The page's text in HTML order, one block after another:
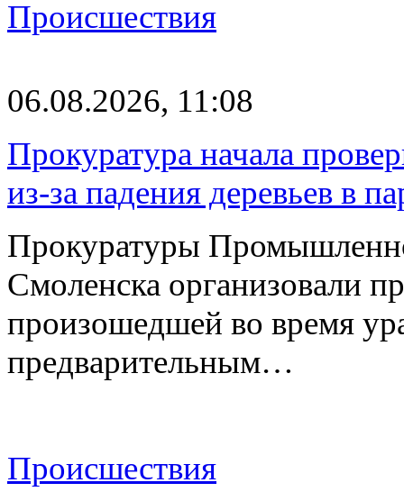
Происшествия
06.08.2026, 11:08
Прокуратура начала
из-за падения деревьев в
Прокуратуры
Смоленска организовали
произошедшей во время
предварительным…
Происшествия